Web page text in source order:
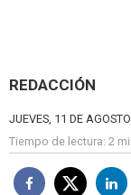
REDACCIÓN
JUEVES, 11 DE
Tiempo de lectura: 2